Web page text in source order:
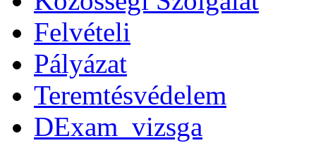
Felvételi
Pályázat
Teremtésvédelem
DExam_vizsga